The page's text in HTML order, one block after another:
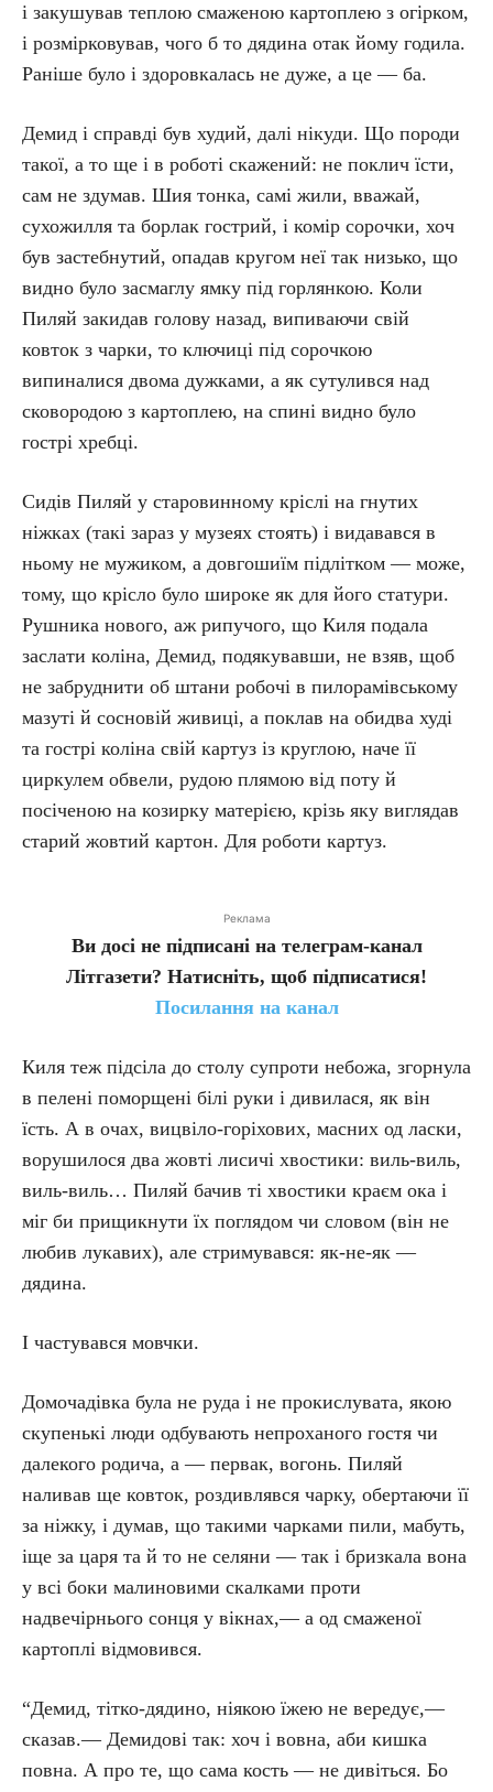
і закушував теплою смаженою картоплею з огірком,
і розмірковував, чого б то дядина отак йому годила.
Раніше було і здоровкалась не дуже, а це — ба.
Демид і справді був худий, далі нікуди. Що породи
такої, а то ще і в роботі скажений: не поклич їсти,
сам не здумав. Шия тонка, самі жили, вважай,
сухожилля та борлак гострий, і комір сорочки, хоч
був застебнутий, опадав кругом неї так низько, що
видно було засмаглу ямку під горлянкою. Коли
Пиляй закидав голову назад, випиваючи свій
ковток з чарки, то ключиці під сорочкою
випиналися двома дужками, а як сутулився над
сковородою з картоплею, на спині видно було
гострі хребці.
Сидів Пиляй у старовинному кріслі на гнутих
ніжках (такі зараз у музеях стоять) і видавався в
ньому не мужиком, а довгошиїм підлітком — може,
тому, що крісло було широке як для його статури.
Рушника нового, аж рипучого, що Киля подала
заслати коліна, Демид, подякувавши, не взяв, щоб
не забруднити об штани робочі в пилорамівському
мазуті й сосновій живиці, а поклав на обидва худі
та гострі коліна свій картуз із круглою, наче її
циркулем обвели, рудою плямою від поту й
посіченою на козирку матерією, крізь яку виглядав
старий жовтий картон. Для роботи картуз.
Реклама
Ви досі не підписані на телеграм-канал
Літгазети? Натисніть, щоб підписатися!
Посилання на канал
Киля теж підсіла до столу супроти небожа, згорнула
в пелені поморщені білі руки і дивилася, як він
їсть. А в очах, вицвіло-горіхових, масних од ласки,
ворушилося два жовті лисичі хвостики: виль-виль,
виль-виль… Пиляй бачив ті хвостики краєм ока і
міг би прищикнути їх поглядом чи словом (він не
любив лукавих), але стримувався: як-не-як —
дядина.
І частувався мовчки.
Домочадівка була не руда і не прокислувата, якою
скупенькі люди одбувають непроханого гостя чи
далекого родича, а — первак, вогонь. Пиляй
наливав ще ковток, роздивлявся чарку, обертаючи її
за ніжку, і думав, що такими чарками пили, мабуть,
іще за царя та й то не селяни — так і бризкала вона
у всі боки малиновими скалками проти
надвечірнього сонця у вікнах,— а од смаженої
картоплі відмовився.
“Демид, тітко-дядино, ніякою їжею не вередує,—
сказав.— Демидові так: хоч і вовна, аби кишка
повна. А про те, що сама кость — не дивіться. Бо